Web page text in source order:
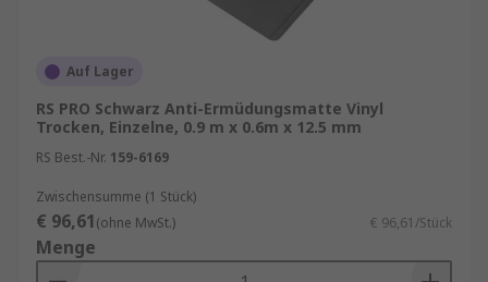
Kantenmaterial ergänzt werden.
Auf Lager
RS PRO Schwarz Anti-Ermüdungsmatte Vinyl
Trocken, Einzelne, 0.9 m x 0.6m x 12.5 mm
RS Best.-Nr. 159-6169
Zwischensumme (1 Stück)
€ 96,61(ohne MwSt.) € 96,61/Stück
Menge